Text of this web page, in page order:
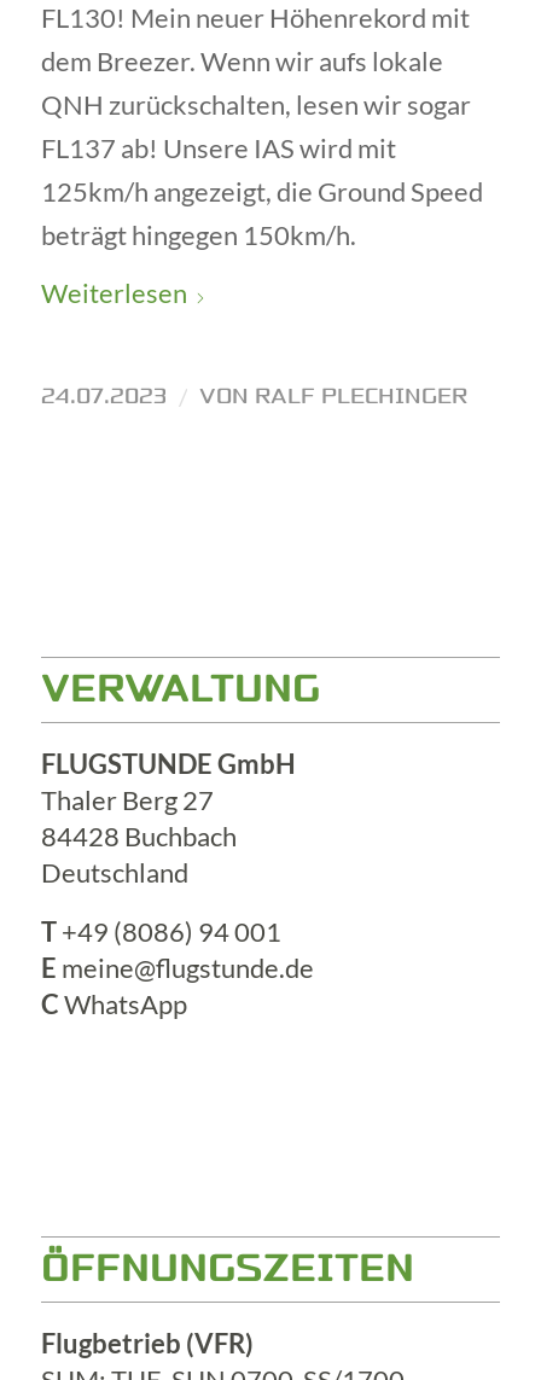
FL130! Mein neuer Höhenrekord mit
dem Breezer. Wenn wir aufs lokale
QNH zurückschalten, lesen wir sogar
FL137 ab! Unsere IAS wird mit
125km/h angezeigt, die Ground Speed
beträgt hingegen 150km/h.
Weiterlesen
24.07.2023 / VON RALF PLECHINGER
VERWALTUNG
FLUGSTUNDE GmbH
Thaler Berg 27
84428 Buchbach
Deutschland
T +49 (8086) 94 001
E meine@flugstunde.de
CWhatsApp
ÖFFNUNGSZEITEN
Flugbetrieb (VFR)